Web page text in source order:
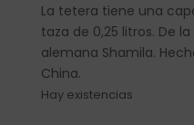
La tetera tiene una
taza de 0,25 litros. De
alemana Shamila.
China.
Hay existencias